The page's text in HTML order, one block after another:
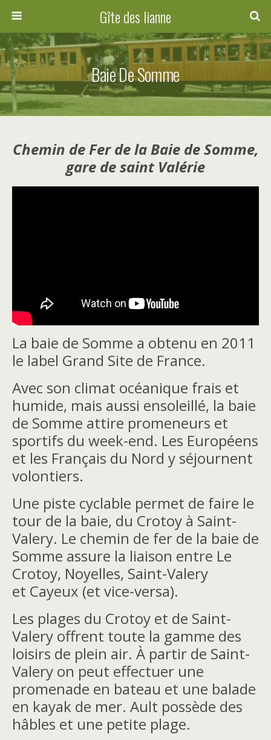
Gîte des lianne
Baie De Somme
Chemin de Fer de la Baie de Somme,
gare de saint Valérie
La baie de Somme a obtenu en 2011
le label Grand Site de France.
Avec son climat océanique frais et
humide, mais aussi ensoleillé, la baie
de Somme attire promeneurs et
sportifs du week-end. Les Européens
et les Français du Nord y séjournent
volontiers.
Une piste cyclable permet de faire le
tour de la baie, du Crotoy à Saint-
Valery. Le chemin de fer de la baie de
Somme assure la liaison entre Le
Crotoy, Noyelles, Saint-Valery
et Cayeux (et vice-versa).
Les plages du Crotoy et de Saint-
Valery offrent toute la gamme des
loisirs de plein air. À partir de Saint-
Valery on peut effectuer une
promenade en bateau et une balade
en kayak de mer. Ault possède des
hâbles et une petite plage.